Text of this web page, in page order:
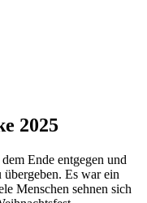
2025
Ende entgegen und
übergeben. Es war ein
Menschen sehnen sich